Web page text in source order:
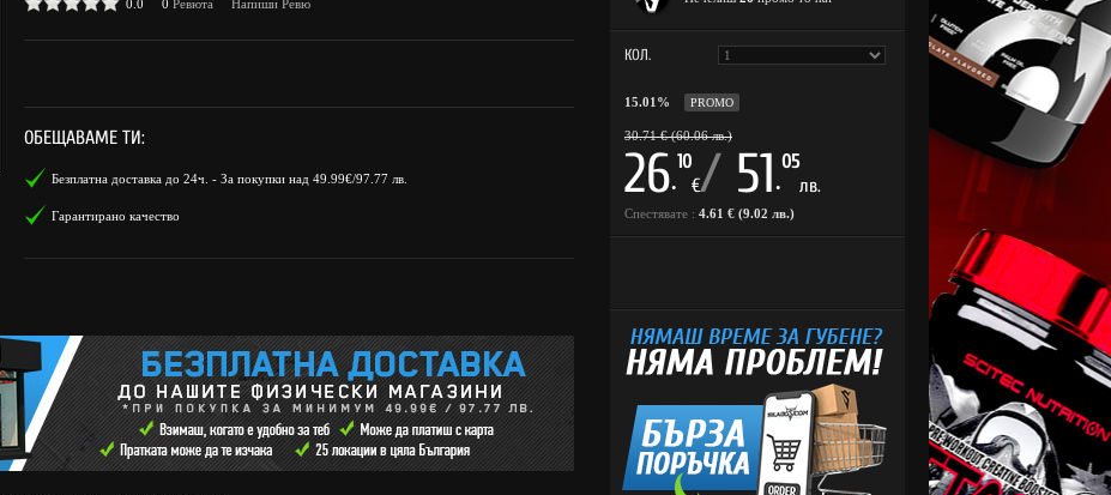
0.0 0 Ревюта Напиши Ревю
ОБЕЩАВАМЕ ТИ:
Безплатна доставка до 24ч. - За покупки над 49.99€/97.77 лв.
Гарантирано качество
КОЛ.
15.01% PROMO
30.71 € (60.06 лв.)
26.
10
€/ 51.
05
лв.
Спестявате : 4.61 € (9.02 лв.)